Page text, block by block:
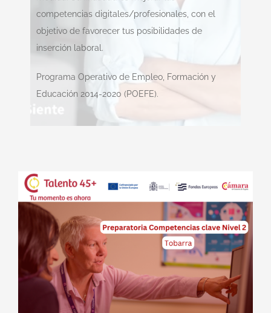
competencias digitales/profesionales, con el
objetivo de favorecer tus posibilidades de
inserción laboral.
Programa Operativo de Empleo, Formación y
Educación 2014-2020 (POEFE).